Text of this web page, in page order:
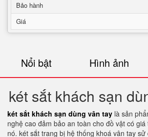
Bảo hành
Giá
Nổi bật Hình ảnh
két sắt khách sạn
két sắt khách sạn dùng vân tay là sản
nghệ cao đảm bảo an toàn cho đồ vật có
nó. két sắt trang bị hệ thống khoá vân tay